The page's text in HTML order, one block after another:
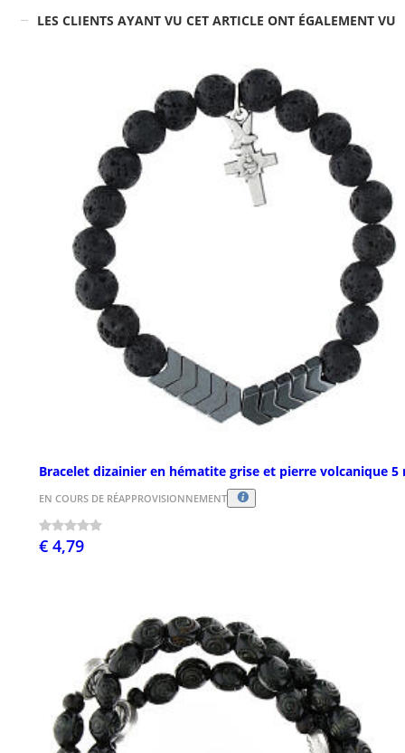
LES CLIENTS AYANT VU CET ARTICLE ONT ÉGALEMENT VU
Bracelet dizainier en hématite grise et pierre volcanique 5
EN COURS DE RÉAPPROVISIONNEMENT
€ 4,79